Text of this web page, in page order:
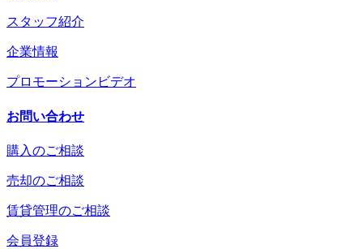
スタッフ紹介
企業情報
プロモーションビデオ
お問い合わせ
購入のご相談
売却のご相談
賃貸管理のご相談
会員登録